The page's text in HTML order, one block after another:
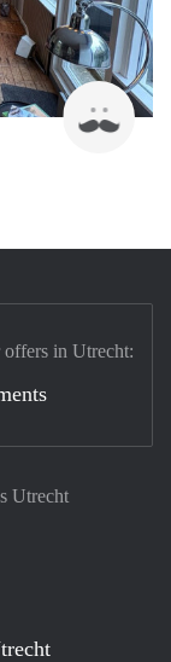
Utrecht
in Utrecht: